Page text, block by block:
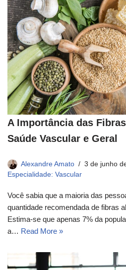
A Importância das
Saúde Vascular e Geral
Alexandre Amato
3 de junho
Especialidade: Vascular
Você sabia que a maioria das
quantidade recomendada de fibras
Estima-se que apenas 7% da
a… Read More »